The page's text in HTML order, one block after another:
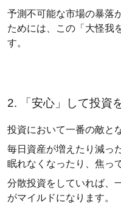
予測不可能な市場の暴落
ためには、この「大怪我
す。
2. 「安心」して投資
投資において一番の敵と
毎日資産が増えたり減っ
眠れなくなったり、焦っ
分散投資をしていれば、
がマイルドになります。